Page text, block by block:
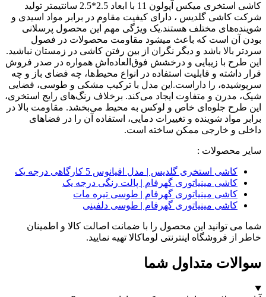
کاشی استخری میکس آپولون 11 با ابعاد 2.5*2.5 سانتیمتر تولید
شرکت کاشی گلدیس ، دارای کیفیت مقاوم در برابر مواد اسیدی و
شوینده‌های مختلف هستند.یک ویژگی مهم این محصول پرسلانی
بودن آن است که باعث میشود مقاومت محصولات در فصول
سردتر بالا باشد و دیگر نگران از بین رفتن کاشی در زمستان نباشید.
این طرح با زیبایی و درخشش فوق‌العاده‌اش همواره در صدر فروش
قرار داشته و قابلیت استفاده در انواع محیط‌ها، چه فضای باز و چه
سرپوشیده، را داراست.این مدل با ترکیب مشکی و طوسی، فضایی
شیک، مدرن و متفاوت ایجاد می‌کند. برخلاف رنگ‌های رایج استخری،
این طرح جلوه‌ای خاص و لوکس به محیط می‌بخشد. مقاومت بالا در
برابر مواد شوینده و تغییرات دمایی، استفاده آن را در فضاهای
داخلی و خارجی ممکن ساخته است.
سایر محصولات :
کاشی استخری گلدیس | مدل اقیانوس 5 کارگاهی درجه یک
کاشی مینیاتوری گهرفام | پالت رنگی درجه یک
کاشی مینیاتوری گهرفام | طوسی تیره مات
کاشی مینیاتوری گهرفام | طوسی دلفینی
شما می توانید این محصول را با ضمانت اصالت کالا و اطمینان
خاطر از فروشگاه اینترنتی لوماکالا تهیه نمایید.
سوالات متداول شما